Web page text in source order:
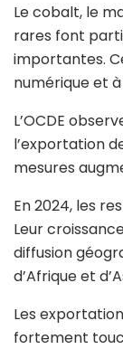
Le cobalt, le
rares font
importantes.
numérique et
L’OCDE
l’exportation
mesures
En 2024, les
Leur
diffusion
d’Afrique et
Les
fortement